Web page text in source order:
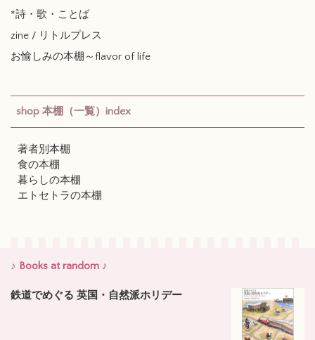
*詩・歌・ことば
zine / リトルプレス
お愉しみの本棚～flavor of life
shop 本棚（一覧）index
著者別本棚
食の本棚
暮らしの本棚
エトセトラの本棚
♪ Books at random ♪
鉄道でめぐる 英国・自然派ホリデー